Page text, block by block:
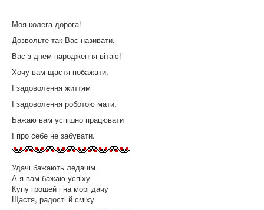
Моя колега дорога!
Дозвольте так Вас називати.
Вас з днем народження вітаю!
Хочу вам щастя побажати.
І задоволення життям
І задоволення роботою мати,
Бажаю вам успішно працювати
І про себе не забувати.
Удачі бажають ледачім
А я вам бажаю успіху
Купу грошей і на морі дачу
Щастя, радості й сміху